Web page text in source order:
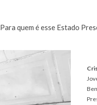
quem é esse Estado